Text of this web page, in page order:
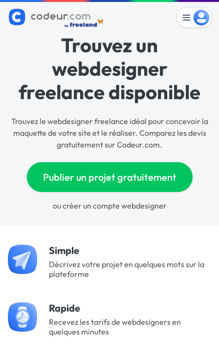
Trouvez un
webdesigner
freelance disponible
Trouvez le webdesigner freelance idéal pour concevoir la
maquette de votre site et le réaliser. Comparez les devis
gratuitement sur Codeur.com.
Publier un projet gratuitement
oucréer un compte webdesigner
Simple
Décrivez votre projet en quelques mots sur la
plateforme
Rapide
Recevez les tarifs de webdesigners en
quelques minutes